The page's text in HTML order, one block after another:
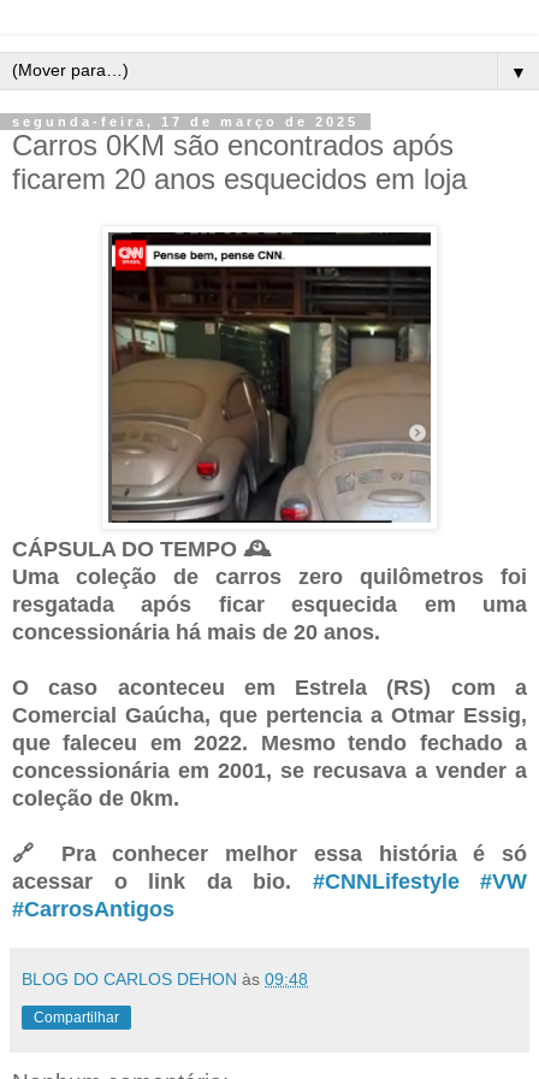
▼
segunda-feira, 17 de março de 2025
Carros 0KM são encontrados após
ficarem 20 anos esquecidos em loja
CÁPSULA DO TEMPO 🕰️
Uma coleção de carros zero quilômetros foi
resgatada após ficar esquecida em uma
concessionária há mais de 20 anos.
O caso aconteceu em Estrela (RS) com a
Comercial Gaúcha, que pertencia a Otmar Essig,
que faleceu em 2022. Mesmo tendo fechado a
concessionária em 2001, se recusava a vender a
coleção de 0km.
🔗 Pra conhecer melhor essa história é só
acessar o link da bio. #CNNLifestyle
#VW
#CarrosAntigos
BLOG DO CARLOS DEHON às 09:48
Compartilhar